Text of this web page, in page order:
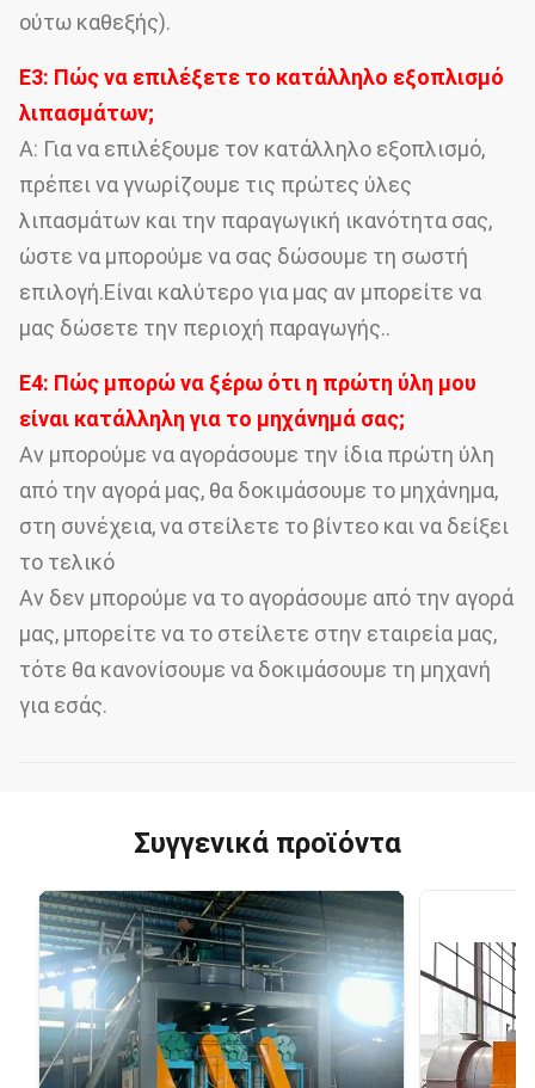
ούτω καθεξής).
Ε3: Πώς να επιλέξετε το κατάλληλο εξοπλισμό
λιπασμάτων;
Α: Για να επιλέξουμε τον κατάλληλο εξοπλισμό,
πρέπει να γνωρίζουμε τις πρώτες ύλες
λιπασμάτων και την παραγωγική ικανότητα σας,
ώστε να μπορούμε να σας δώσουμε τη σωστή
επιλογή.Είναι καλύτερο για μας αν μπορείτε να
μας δώσετε την περιοχή παραγωγής..
Ε4: Πώς μπορώ να ξέρω ότι η πρώτη ύλη μου
είναι κατάλληλη για το μηχάνημά σας;
Αν μπορούμε να αγοράσουμε την ίδια πρώτη ύλη
από την αγορά μας, θα δοκιμάσουμε το μηχάνημα,
στη συνέχεια, να στείλετε το βίντεο και να δείξει
το τελικό
Αν δεν μπορούμε να το αγοράσουμε από την αγορά
μας, μπορείτε να το στείλετε στην εταιρεία μας,
τότε θα κανονίσουμε να δοκιμάσουμε τη μηχανή
για εσάς.
Συγγενικά προϊόντα